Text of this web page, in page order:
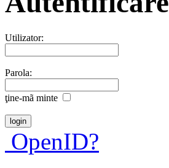
Utilizator:
Parola:
ţine-mã minte
OpenID?